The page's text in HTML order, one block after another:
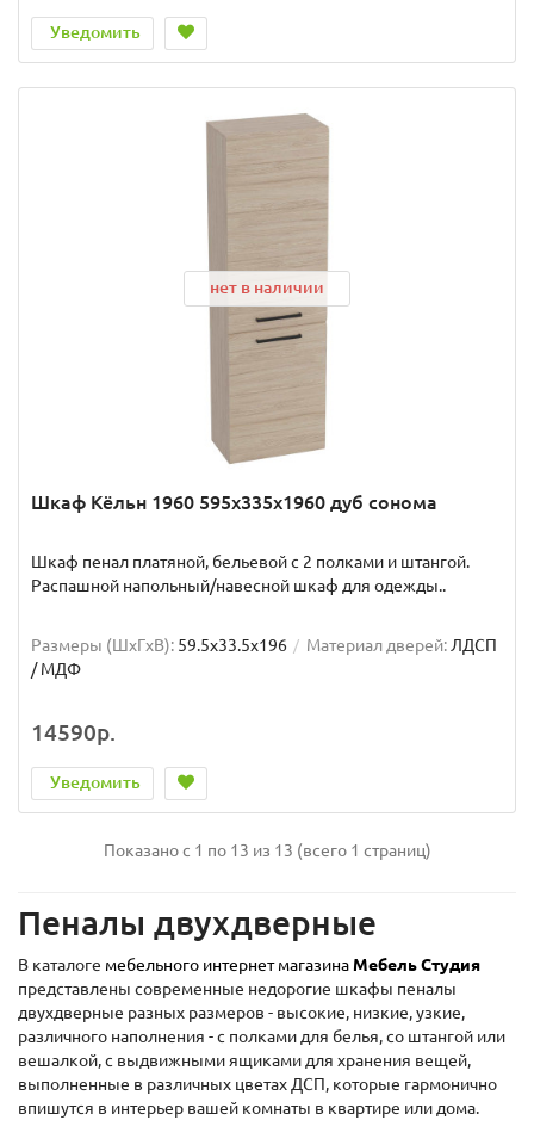
Уведомить
нет в наличии
Шкаф Кёльн 1960 595х335х1960 дуб сонома
Шкаф пенал платяной, бельевой с 2 полками и штангой.
Распашной напольный/навесной шкаф для одежды..
Размеры (ШxГxВ): 59.5x33.5x196 Материал дверей:ЛДСП
/ МДФ
14590р.
Уведомить
Показано с 1 по 13 из 13 (всего 1 страниц)
Пеналы двухдверные
В каталоге мебельного интернет магазинаМебель Студия
представлены современные недорогие шкафы пеналы
двухдверные разных размеров - высокие, низкие, узкие,
различного наполнения - с полками для белья, со штангой или
вешалкой, с выдвижными ящиками для хранения вещей,
выполненные в различных цветах ДСП, которые гармонично
впишутся в интерьер вашей комнаты в квартире или дома.